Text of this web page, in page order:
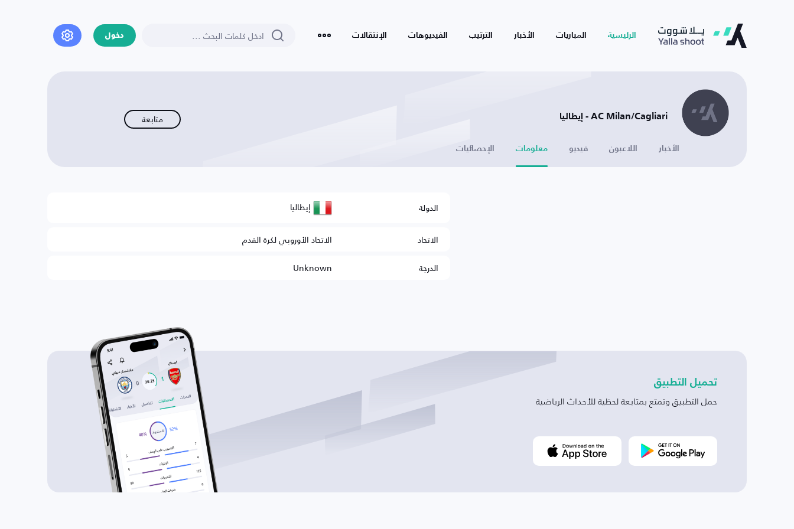
الرئيسية المباريات الأخبار الترتيب الفيديوهات الإنتقالات دخول
AC Milan/Cagliari - إيطاليا متابعة
الأخبار اللاعبون فيديو معلومات الإحصائيات
الدولة إيطاليا
الاتحاد
الاتحاد الأوروبي لكرة القدم
الدرجة
Unknown
تحميل التطبيق
حمل التطبيق وتمتع بمتابعة لحظية للأحداث الرياضية